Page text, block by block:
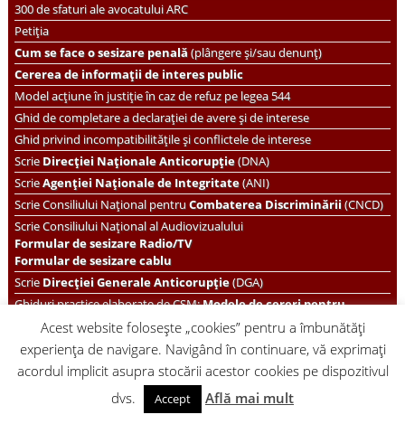
300 de sfaturi ale avocatului ARC
Petiția
Cum se face o sesizare penală(plângere și/sau denunț)
Cererea de informații de interes public
Model acțiune în justiție în caz de refuz pe legea 544
Ghid de completare a declarației de avere și de interese
Ghid privind incompatibilitățile și conflictele de interese
ScrieDirecției Naționale Anticorupție(DNA)
ScrieAgenției Naționale de Integritate(ANI)
ScrieConsiliului Național pentruCombaterea Discriminării(CNCD)
Scrie Consiliului Național al Audiovizualului
Formular de sesizare Radio/TV
Formular de sesizare cablu
ScrieDirecției Generale Anticorupție(DGA)
Ghiduri practice elaborate de CSM:Modele de cereri pentru
justițiabili
în materie civilă și penală
Caută orice lege dorești să consulți pe Portalul legislativ
Posturi.gov.ro - verifică posturile vacante în administrația
publică și sesizează-ne în caz de nereguli.
Acest website folosește „cookies” pentru a îmbunătăți
experiența de navigare. Navigând în continuare, vă exprimați
acordul implicit asupra stocării acestor cookies pe dispozitivul
dvs.
Accept Află mai mult